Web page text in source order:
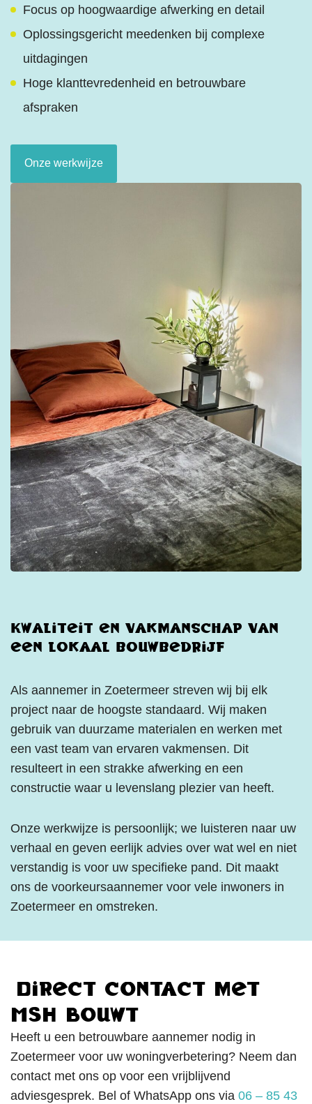
Focus op hoogwaardige afwerking en detail
Oplossingsgericht meedenken bij complexe
uitdagingen
Hoge klanttevredenheid en betrouwbare
afspraken
Onze werkwijze
Kwaliteit en vakmanschap van
een lokaal bouwbedrijf
Als aannemer in Zoetermeer streven wij bij elk
project naar de hoogste standaard. Wij maken
gebruik van duurzame materialen en werken met
een vast team van ervaren vakmensen. Dit
resulteert in een strakke afwerking en een
constructie waar u levenslang plezier van heeft.
Onze werkwijze is persoonlijk; we luisteren naar uw
verhaal en geven eerlijk advies over wat wel en niet
verstandig is voor uw specifieke pand. Dit maakt
ons de voorkeursaannemer voor vele inwoners in
Zoetermeer en omstreken.
Direct contact met
MSH Bouwt
Heeft u een betrouwbare aannemer nodig in
Zoetermeer voor uw woningverbetering? Neem dan
contact met ons op voor een vrijblijvend
adviesgesprek. Bel of WhatsApp ons via 06 – 85 43